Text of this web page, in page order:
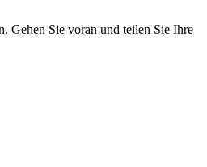
Gehen Sie voran und teilen Sie Ihre